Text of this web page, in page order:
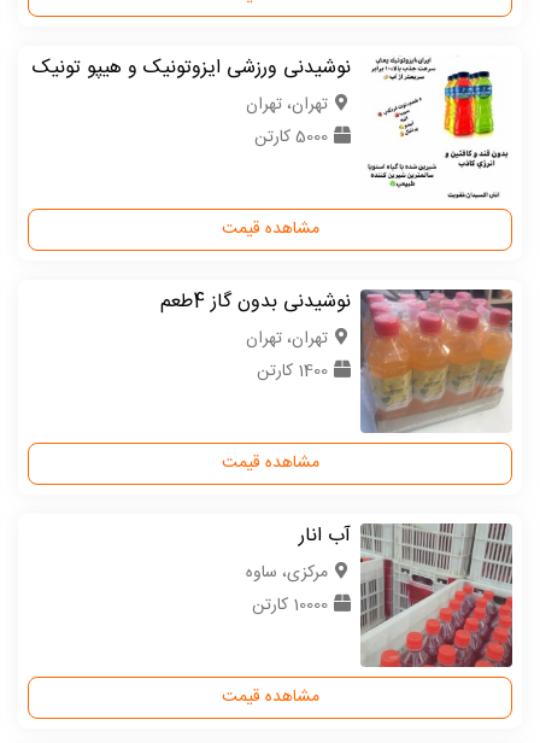
نوشیدنی ورزشی ایزوتونیک و هیپو تونیک
تهران، تهران
5000 کارتن
مشاهده قیمت
نوشیدنی بدون گاز 4طعم
تهران، تهران
1400 کارتن
مشاهده قیمت
آب انار
مركزی، ساوه
10000 کارتن
مشاهده قیمت